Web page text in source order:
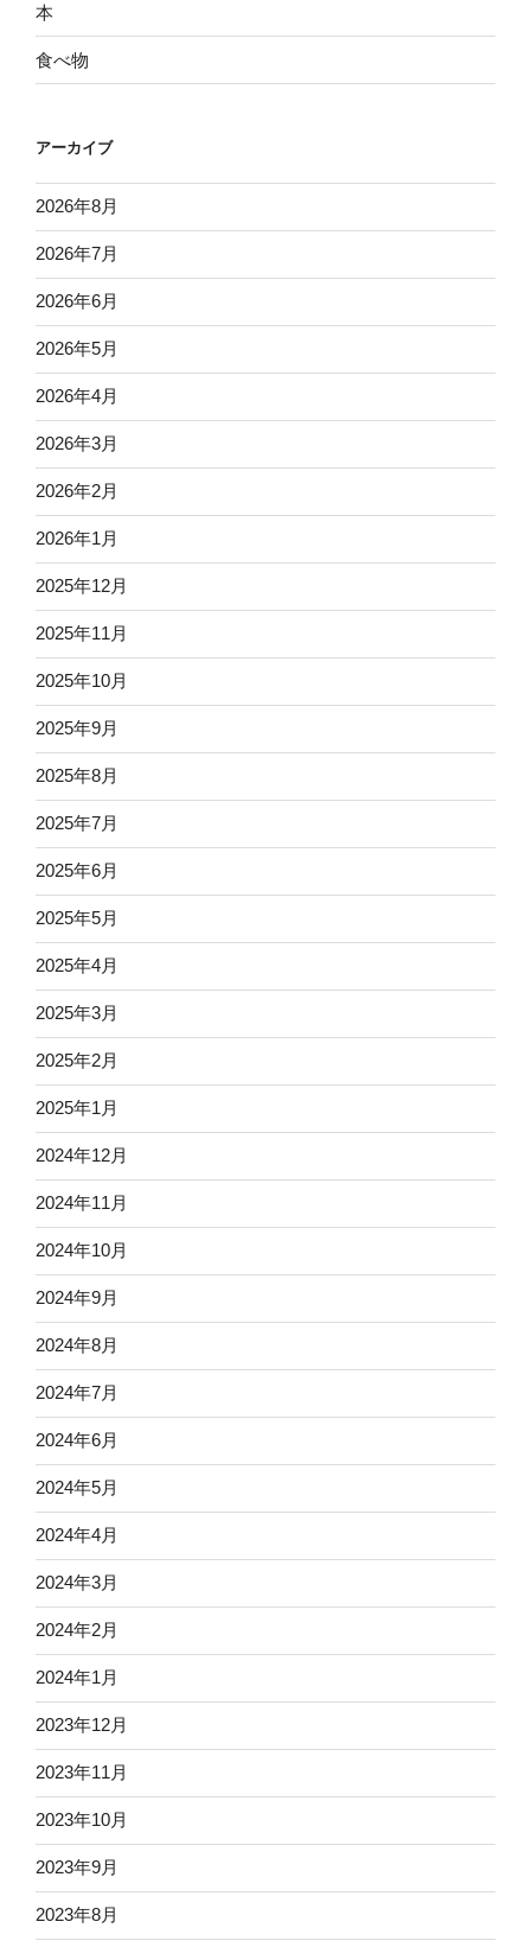
本
食べ物
アーカイブ
2026年8月
2026年7月
2026年6月
2026年5月
2026年4月
2026年3月
2026年2月
2026年1月
2025年12月
2025年11月
2025年10月
2025年9月
2025年8月
2025年7月
2025年6月
2025年5月
2025年4月
2025年3月
2025年2月
2025年1月
2024年12月
2024年11月
2024年10月
2024年9月
2024年8月
2024年7月
2024年6月
2024年5月
2024年4月
2024年3月
2024年2月
2024年1月
2023年12月
2023年11月
2023年10月
2023年9月
2023年8月